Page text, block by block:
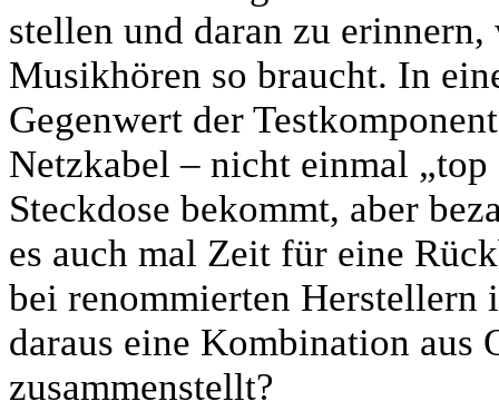
stellen und daran zu
Musikhören so braucht. In
Gegenwert der
Netzkabel – nicht einmal
Steckdose bekommt, aber
es auch mal Zeit für eine
bei renommierten Herstellern
daraus eine Kombination aus
zusammenstellt?